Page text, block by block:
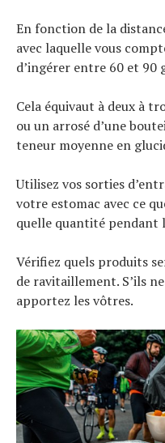
En fonction de la
avec laquelle vous
d’ingérer entre 60 et 90
Cela équivaut à deux à
ou un arrosé d’une
teneur moyenne en
Utilisez vos sorties
votre estomac avec ce
quelle quantité pendant
Vérifiez quels produits
de ravitaillement. S’ils
apportez les vôtres.